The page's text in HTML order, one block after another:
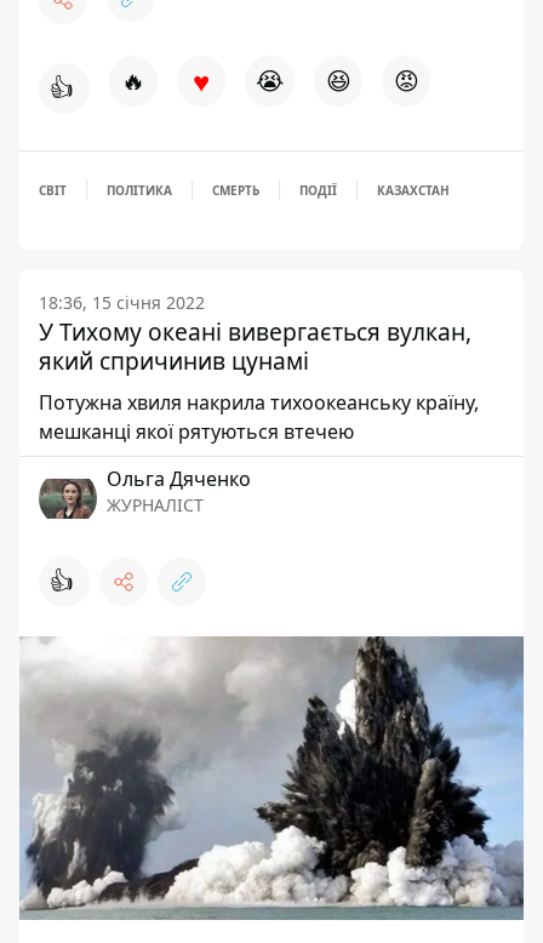
👍 🔥 ♥ 😭 😆 😡
СВІТ ПОЛІТИКА СМЕРТЬ ПОДІЇ КАЗАХСТАН
18:36, 15 січня 2022
У Тихому океані вивергається вулкан,
який спричинив цунамі
Потужна хвиля накрила тихоокеанську країну,
мешканці якої рятуються втечею
Ольга Дяченко
ЖУРНАЛІСТ
👍